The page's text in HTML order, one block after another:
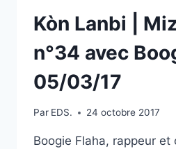
Kòn Lanbi |
n°34 avec
05/03/17
Par EDS. 24 octobre 2017
Boogie Flaha, rappeur et